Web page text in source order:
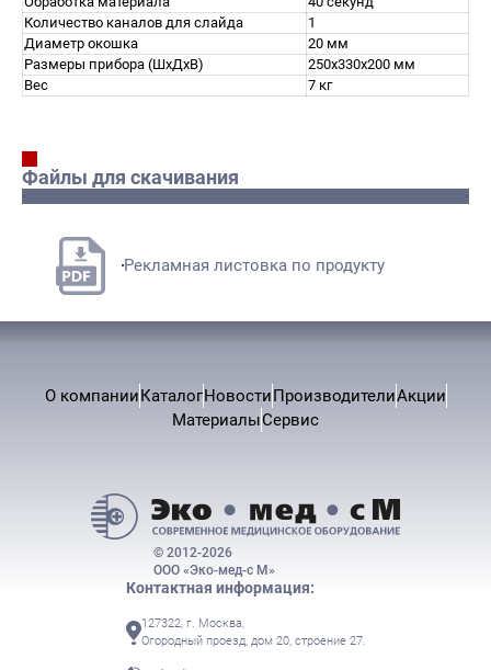
Количество каналов для слайда
1
Диаметр окошка
20 мм
Размеры прибора (ШхДхВ)
250х330х200 мм
Вес
7 кг
Файлы для скачивания
Рекламная листовка по продукту
О компанииКаталогНовостиПроизводителиАкции
МатериалыСервис
© 2012-2026
ООО «Эко-мед-с М»
Контактная информация:
127322, г. Москва,
Огородный проезд, дом 20, строение 27.